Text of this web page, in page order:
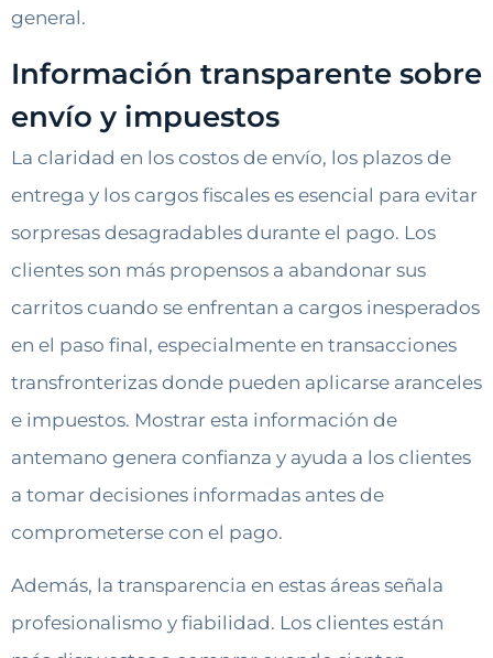
general.
Información transparente sobre
envío y impuestos
La claridad en los costos de envío, los plazos de
entrega y los cargos fiscales es esencial para evitar
sorpresas desagradables durante el pago. Los
clientes son más propensos a abandonar sus
carritos cuando se enfrentan a cargos inesperados
en el paso final, especialmente en transacciones
transfronterizas donde pueden aplicarse aranceles
e impuestos. Mostrar esta información de
antemano genera confianza y ayuda a los clientes
a tomar decisiones informadas antes de
comprometerse con el pago.
Además, la transparencia en estas áreas señala
profesionalismo y fiabilidad. Los clientes están